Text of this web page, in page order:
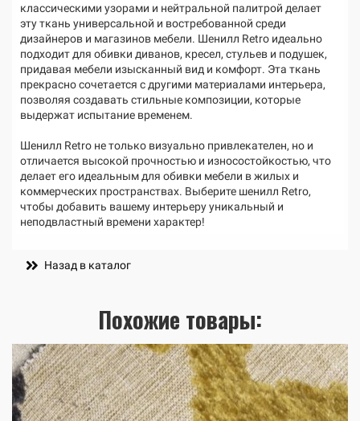
классическими узорами и нейтральной палитрой делает
эту ткань универсальной и востребованной среди
дизайнеров и магазинов мебели. Шенилл Retro идеально
подходит для обивки диванов, кресел, стульев и подушек,
придавая мебели изысканный вид и комфорт. Эта ткань
прекрасно сочетается с другими материалами интерьера,
позволяя создавать стильные композиции, которые
выдержат испытание временем.
Шенилл Retro не только визуально привлекателен, но и
отличается высокой прочностью и износостойкостью, что
делает его идеальным для обивки мебели в жилых и
коммерческих пространствах. Выберите шенилл Retro,
чтобы добавить вашему интерьеру уникальный и
неподвластный времени характер!
Назад в каталог
Похожие товары: